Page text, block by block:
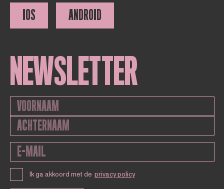
IOS ANDROID
NEWSLETTER
Ik ga akkoord met de privacy policy